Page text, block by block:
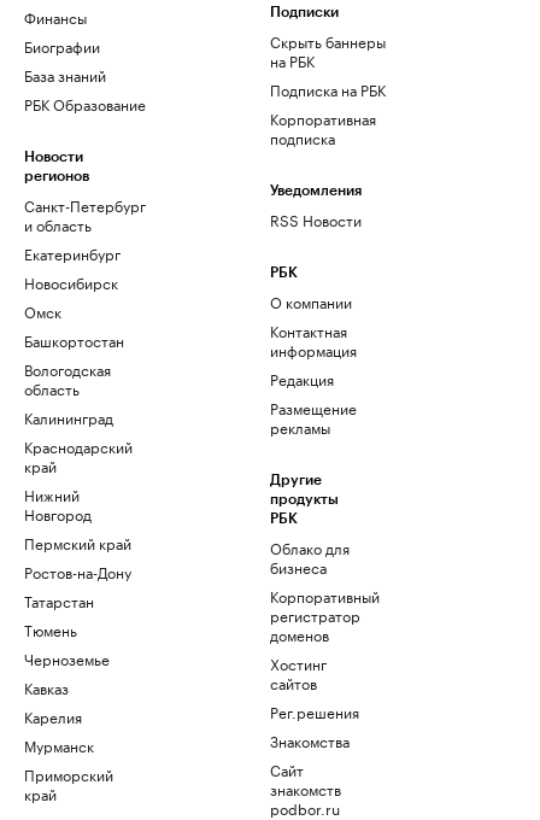
Финансы
Биографии
База знаний
РБК Образование
Новости
регионов
Санкт-Петербург
и область
Екатеринбург
Новосибирск
Омск
Башкортостан
Вологодская
область
Калининград
Краснодарский
край
Нижний
Новгород
Пермский край
Ростов-на-Дону
Татарстан
Тюмень
Черноземье
Кавказ
Карелия
Мурманск
Приморский
край
Подписки
Скрыть баннеры
на РБК
Подписка на РБК
Корпоративная
подписка
Уведомления
RSS Новости
РБК
О компании
Контактная
информация
Редакция
Размещение
рекламы
Другие
продукты
РБК
Облако для
бизнеса
Корпоративный
регистратор
доменов
Хостинг
сайтов
Рег.решения
Знакомства
Сайт
знакомств
podbor.ru